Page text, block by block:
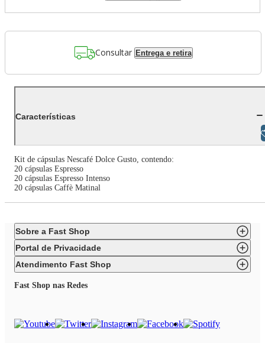
Consultar Entrega e retira
Características
Kit de cápsulas Nescafé Dolce Gusto, contendo:
20 cápsulas Espresso
20 cápsulas Espresso Intenso
20 cápsulas Caffè Matinal
Sobre a Fast Shop
Portal de Privacidade
Atendimento Fast Shop
Fast Shop nas Redes